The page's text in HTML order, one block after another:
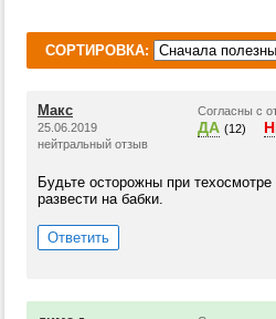
СОРТИРОВКА:
Макс
25.06.2019
нейтральный отзыв
Согласны с
ДА (12)
Будьте осторожны при
развести на бабки.
Ответить